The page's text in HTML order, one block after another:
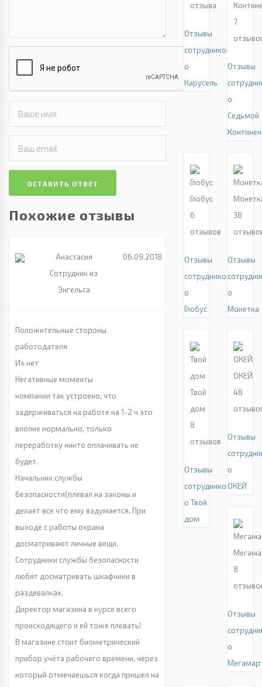
ОСТАВИТЬ ОТВЕТ
Похожие отзывы
Анастасия
Сотрудник из
Энгельса
06.09.2018
Положительные стороны
работодателя
Их нет
Негативные моменты
компании так устроено, что
задерживаться на работе на 1-2 ч это
вполне нормально, только
переработку никто оплачивать не
будет.
Начальник службы
безопасности(плевал на законы и
делает все что ему вздумается. При
выходе с работы охрана
досматривают личные вещи.
Сотрудники службы безопасности
любят досматривать шкафчики в
раздевалках.
Директор магазина в курсе всего
происходящего и ей тоже плевать!
В магазине стоит биометрический
прибор учёта рабочего времени, через
который отмечаешься когда пришел на
отзыва
Отзывы
сотрудников
о
Карусель
7
Отзывы
о
Седьмой
Глобус
6
отзывов
Отзывы
сотрудников
о
Глобус
38
Отзывы
о
Монетка
Твой
дом
8
отзывов
Отзывы
сотрудников
о Твой
дом
ОКЕЙ
48
Отзывы
о
ОКЕЙ
8
Отзывы
о